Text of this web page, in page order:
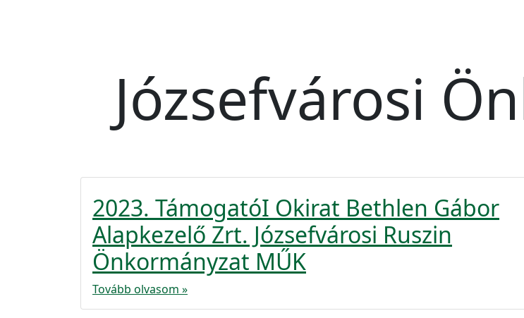
Józsefvárosi
2023. TámogatóI Okirat Bethlen Gábor
Alapkezelő Zrt. Józsefvárosi Ruszin
Önkormányzat MŰK
Tovább olvasom »